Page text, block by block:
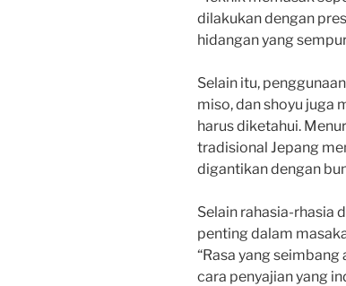
dilakukan dengan
hidangan yang
Selain itu,
miso, dan shoyu juga
harus diketahui.
tradisional Jepang
digantikan dengan
Selain rahasia-rhasia
penting dalam
“Rasa yang seimbang
cara penyajian yang